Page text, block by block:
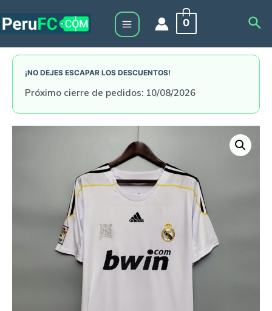
to
Main
Menu
0
¡NO DEJES ESCAPAR LOS DESCUENTOS!
Próximo cierre de pedidos: 10/08/2026